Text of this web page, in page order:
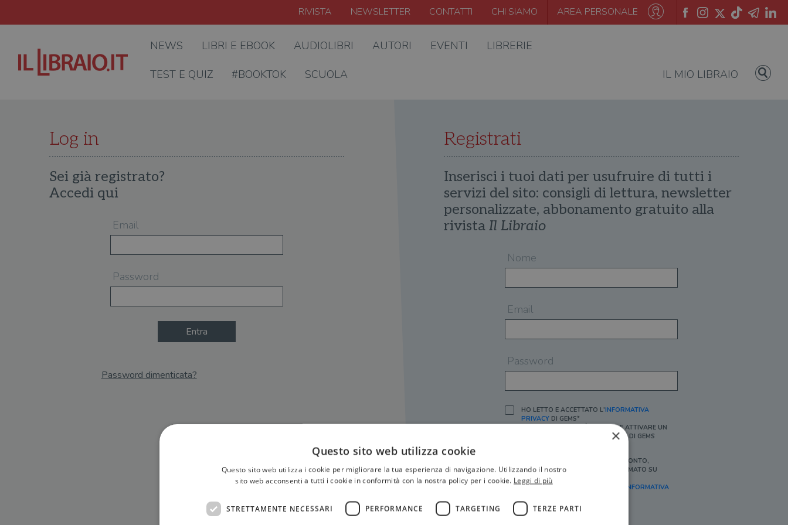
RIVISTA NEWSLETTER CONTATTI CHI SIAMO AREA PERSONALE
NEWS LIBRI E EBOOK AUDIOLIBRI AUTORI EVENTI LIBRERIE
TEST E QUIZ #BOOKTOK SCUOLA IL MIO LIBRAIO
Log in
Sei già registrato?
Accedi qui
Email
Password
Entra
Password dimenticata?
Registrati
Inserisci i tuoi dati per usufruire di tutti i
servizi del sito: consigli di lettura, newsletter
personalizzate, abbonamento gratuito alla
rivista Il Libraio
Nome
Email
Password
HO LETTO E ACCETTATO L'INFORMATIVA
PRIVACYDI GEMS*
IN MANCANZA NON È POSSIBILE ATTIVARE UN
ACCOUNT E/O RICEVERE I SERVIZI DI GEMS
SÌ, DESIDERO RICEVERE BUONI SCONTO,
OFFERTE SPECIALI, ESSERE INFORMATO SU
PROMOZIONI E NOVITÀ.
[FINALITÀ MARKETING, ART.2 (E),
INFORMATIVA
×
Questo sito web utilizza cookie
Questo sito web utilizza i cookie per migliorare la tua esperienza di navigazione. Utilizzando il nostro
sito web acconsenti a tutti i cookie in conformità con la nostra policy per i cookie. Leggi di più
STRETTAMENTE NECESSARI PERFORMANCE TARGETING TERZE PARTI